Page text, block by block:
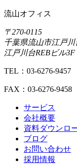
流山オフィス
〒270-0115
千葉県流山市江戸川
江戸川台REBビル3F
TEL：03-6276-9457
FAX：03-6276-9458
サービス
会社概要
資料ダウンロ
ブログ
お問い合わせ
採用情報